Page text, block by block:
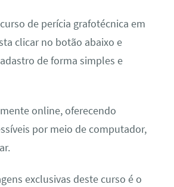
de perícia grafotécnica em
clicar no botão abaixo e
de forma simples e
online, oferecendo
por meio de computador,
exclusivas deste curso é o